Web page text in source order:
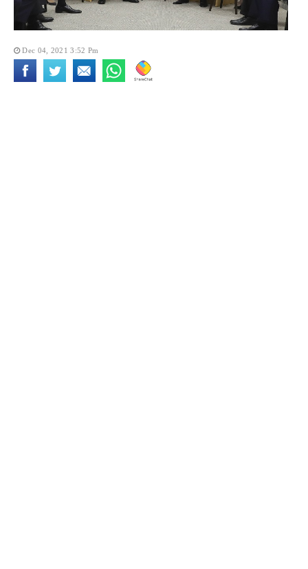
Dec 04, 2021 3:52 Pm